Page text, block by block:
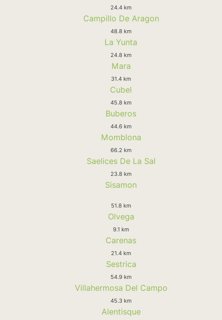
24.4 km
Campillo De Aragon
48.8 km
La Yunta
24.8 km
Mara
31.4 km
Cubel
45.8 km
Buberos
44.6 km
Momblona
66.2 km
Saelices De La Sal
23.8 km
Sisamon
51.8 km
Olvega
9.1 km
Carenas
21.4 km
Sestrica
54.9 km
Villahermosa Del Campo
45.3 km
Alentisque